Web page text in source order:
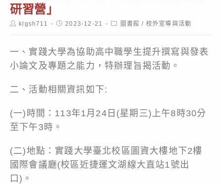
研習營」
Postklgsh711
Post2023-12-21
Post圖書館 / 校外宣導與活動
一、實踐大學為協助高中職學生提升撰寫與發表
小論文及專題之能力，特辦理旨揭活動。
二、活動相關資訊如下:
(一)時間：113年1月24日(星期三)上午8時30分
至下午3時。
(二)地點：實踐大學臺北校區圖資大樓地下2樓
國際會議廳(校區近捷運文湖線大直站1號出
口)。